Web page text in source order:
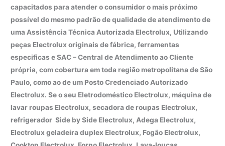
capacitados para atender o consumidor o mais próximo
possível do mesmo padrão de qualidade de atendimento de
uma Assistência Técnica Autorizada Electrolux, Utilizando
peças Electrolux originais de fábrica, ferramentas
especificas e SAC – Central de Atendimento ao Cliente
própria, com cobertura em toda região metropolitana de São
Paulo, como ao de um Posto Credenciado Autorizado
Electrolux. Se o seu Eletrodoméstico Electrolux, máquina de
lavar roupas Electrolux, secadora de roupas Electrolux,
refrigerador Side by Side Electrolux, Adega Electrolux,
Electrolux geladeira duplex Electrolux, Fogão Electrolux,